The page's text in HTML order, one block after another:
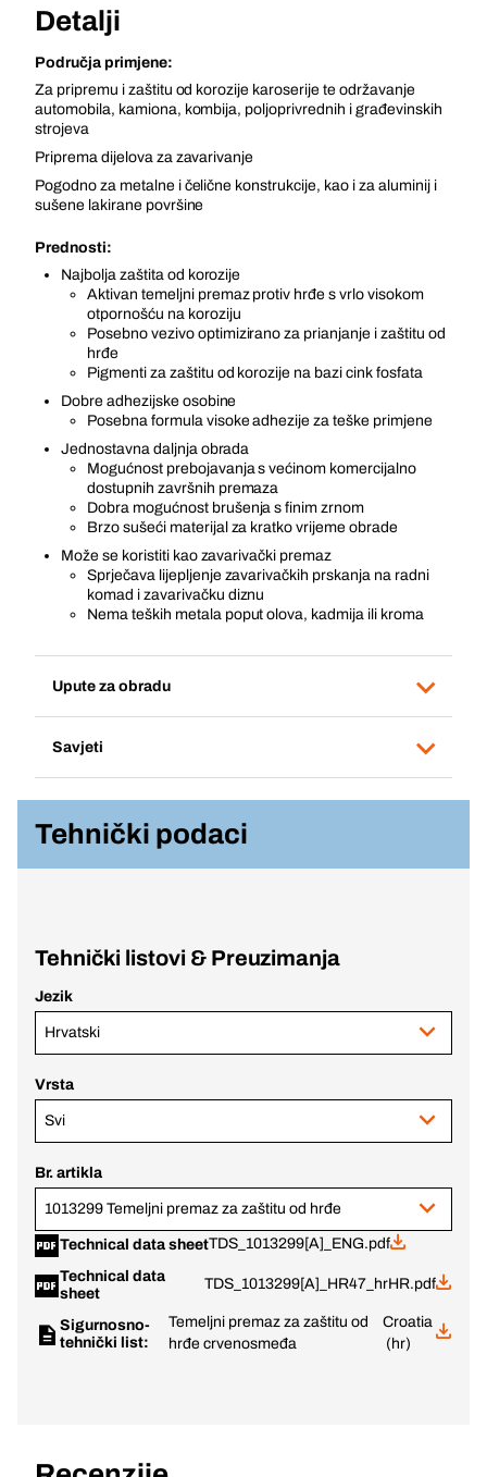
Detalji
Područja primjene:
Za pripremu i zaštitu od korozije karoserije te održavanje
automobila, kamiona, kombija, poljoprivrednih i građevinskih
strojeva
Priprema dijelova za zavarivanje
Pogodno za metalne i čelične konstrukcije, kao i za aluminij i
sušene lakirane površine
Prednosti:
Najbolja zaštita od korozije
Aktivan temeljni premaz protiv hrđe s vrlo visokom
otpornošću na koroziju
Posebno vezivo optimizirano za prianjanje i zaštitu od
hrđe
Pigmenti za zaštitu od korozije na bazi cink fosfata
Dobre adhezijske osobine
Posebna formula visoke adhezije za teške primjene
Jednostavna daljnja obrada
Mogućnost prebojavanja s većinom komercijalno
dostupnih završnih premaza
Dobra mogućnost brušenja s finim zrnom
Brzo sušeći materijal za kratko vrijeme obrade
Može se koristiti kao zavarivački premaz
Sprječava lijepljenje zavarivačkih prskanja na radni
komad i zavarivačku diznu
Nema teških metala poput olova, kadmija ili kroma
Upute za obradu
Savjeti
Tehnički podaci
Tehnički listovi & Preuzimanja
Jezik
Hrvatski
Vrsta
Svi
Br. artikla
1013299 Temeljni premaz za zaštitu od hrđe
Technical data sheetTDS_1013299[A]_ENG.pdf
Technical data
sheet
TDS_1013299[A]_HR47_hrHR.pdf
Sigurnosno-
tehnički list:
Temeljni premaz za zaštitu od
hrđe crvenosmeđa
Croatia
(hr)